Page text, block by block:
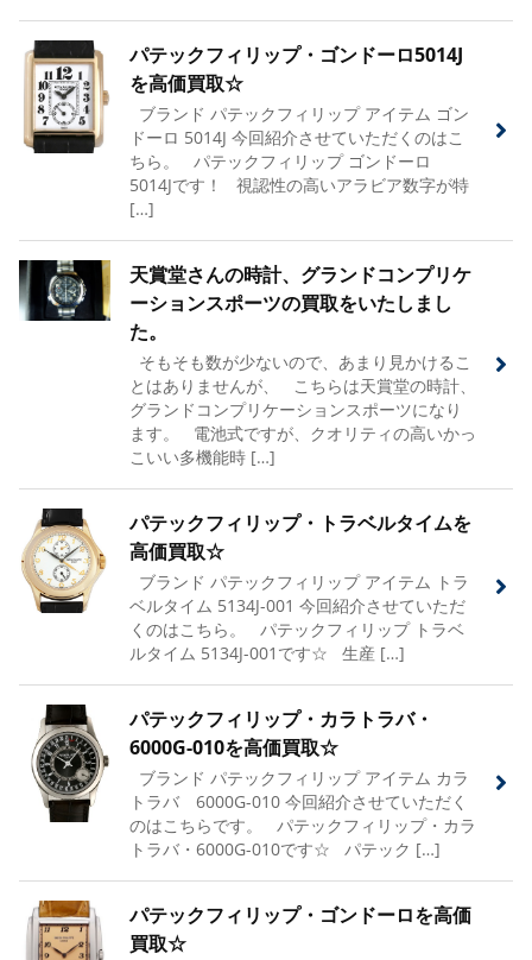
パテックフィリップ・ゴンドーロ5014J
を高価買取☆
ブランド パテックフィリップ アイテム ゴン
ドーロ 5014J 今回紹介させていただくのはこ
ちら。 パテックフィリップ ゴンドーロ
5014Jです！ 視認性の高いアラビア数字が特
[…]
天賞堂さんの時計、グランドコンプリケ
ーションスポーツの買取をいたしまし
た。
そもそも数が少ないので、あまり見かけるこ
とはありませんが、 こちらは天賞堂の時計、
グランドコンプリケーションスポーツになり
ます。 電池式ですが、クオリティの高いかっ
こいい多機能時 […]
パテックフィリップ・トラベルタイムを
高価買取☆
ブランド パテックフィリップ アイテム トラ
ベルタイム 5134J-001 今回紹介させていただ
くのはこちら。 パテックフィリップ トラベ
ルタイム 5134J-001です☆ 生産 […]
パテックフィリップ・カラトラバ・
6000G-010を高価買取☆
ブランド パテックフィリップ アイテム カラ
トラバ 6000G-010 今回紹介させていただく
のはこちらです。 パテックフィリップ・カラ
トラバ・6000G-010です☆ パテック […]
パテックフィリップ・ゴンドーロを高価
買取☆